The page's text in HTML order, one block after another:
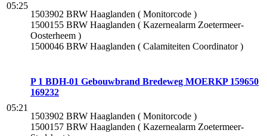
05:25
1503902 BRW Haaglanden ( Monitorcode )
1500155 BRW Haaglanden ( Kazernealarm Zoetermeer-
Oosterheem )
1500046 BRW Haaglanden ( Calamiteiten Coordinator )
05:21
P 1 BDH-01 Gebouwbrand Bredeweg MOERKP 159650
169232
1503902 BRW Haaglanden ( Monitorcode )
1500157 BRW Haaglanden ( Kazernealarm Zoetermeer-